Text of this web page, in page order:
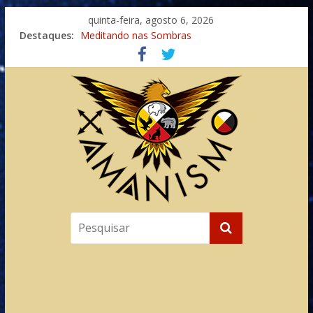
quinta-feira, agosto 6, 2026
Destaques: Meditando nas Sombras
Autosuficiência: A Jornada do Espírito Ancestral
Xamanismo Universal
Totens – Caminho Espiritual – Crescimento
Imaginação na Cura